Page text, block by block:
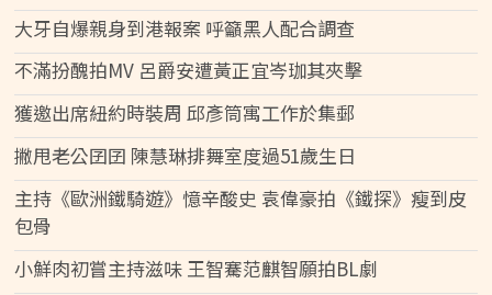
大牙自爆親身到港報案 呼籲黑人配合調查
不滿扮醜拍MV 呂爵安遭黃正宜岑珈其夾擊
獲邀出席紐約時裝周 邱彥筒寓工作於集郵
撇甩老公囝囝 陳慧琳排舞室度過51歲生日
主持《歐洲鐵騎遊》憶辛酸史 袁偉豪拍《鐵探》瘦到皮
包骨
小鮮肉初嘗主持滋味 王智騫范麒智願拍BL劇